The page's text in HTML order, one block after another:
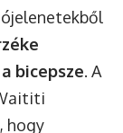
bicepsze. A
hogy